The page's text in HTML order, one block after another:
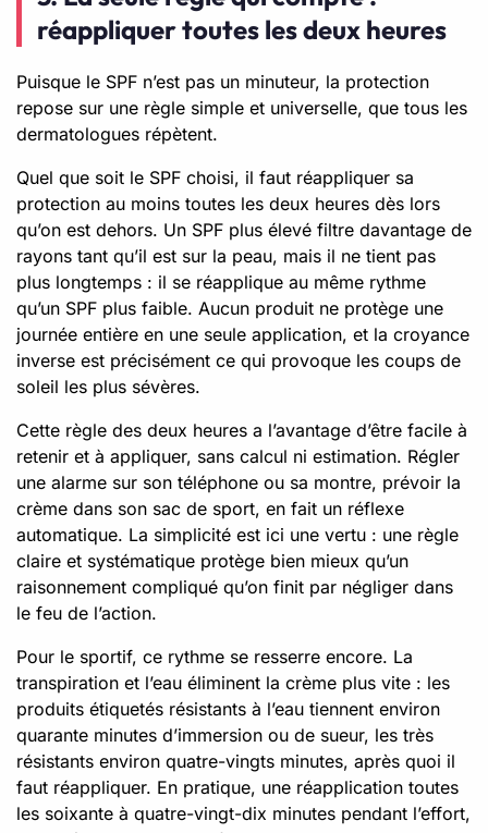
réappliquer toutes les deux heures
Puisque le SPF n’est pas un minuteur, la protection
repose sur une règle simple et universelle, que tous les
dermatologues répètent.
Quel que soit le SPF choisi, il faut réappliquer sa
protection au moins toutes les deux heures dès lors
qu’on est dehors. Un SPF plus élevé filtre davantage de
rayons tant qu’il est sur la peau, mais il ne tient pas
plus longtemps : il se réapplique au même rythme
qu’un SPF plus faible. Aucun produit ne protège une
journée entière en une seule application, et la croyance
inverse est précisément ce qui provoque les coups de
soleil les plus sévères.
Cette règle des deux heures a l’avantage d’être facile à
retenir et à appliquer, sans calcul ni estimation. Régler
une alarme sur son téléphone ou sa montre, prévoir la
crème dans son sac de sport, en fait un réflexe
automatique. La simplicité est ici une vertu : une règle
claire et systématique protège bien mieux qu’un
raisonnement compliqué qu’on finit par négliger dans
le feu de l’action.
Pour le sportif, ce rythme se resserre encore. La
transpiration et l’eau éliminent la crème plus vite : les
produits étiquetés résistants à l’eau tiennent environ
quarante minutes d’immersion ou de sueur, les très
résistants environ quatre-vingts minutes, après quoi il
faut réappliquer. En pratique, une réapplication toutes
les soixante à quatre-vingt-dix minutes pendant l’effort,